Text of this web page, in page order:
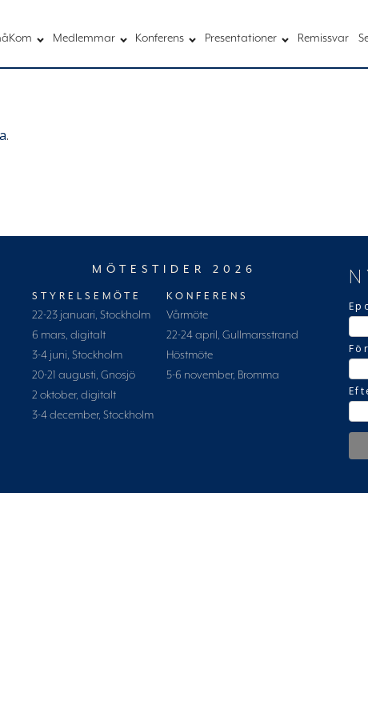
Medlemmar Konferens Presentationer Remissvar
.
MÖTESTIDER 2026
STYRELSEMÖTE
22-23 januari, Stockholm
6 mars, digitalt
3-4 juni, Stockholm
20-21 augusti, Gnosjö
2 oktober, digitalt
3-4 december, Stockholm
KONFERENS
Vårmöte
22-24 april, Gullmarsstrand
Höstmöte
5-6 november, Bromma